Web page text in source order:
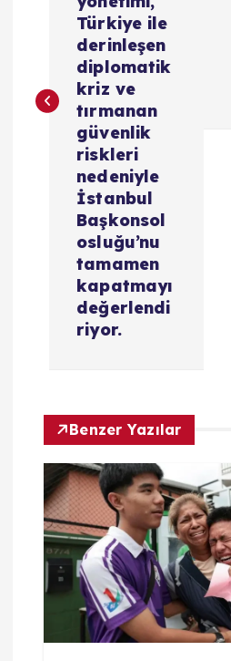
e
z
Türkiye ile
derinleşen
diplomatik
kriz ve
tırmanan
güvenlik
riskleri
nedeniyle
İstanbul
Başkonsol
osluğu’nu
tamamen
kapatmayı
değerlendi
riyor.
Benzer Yazılar